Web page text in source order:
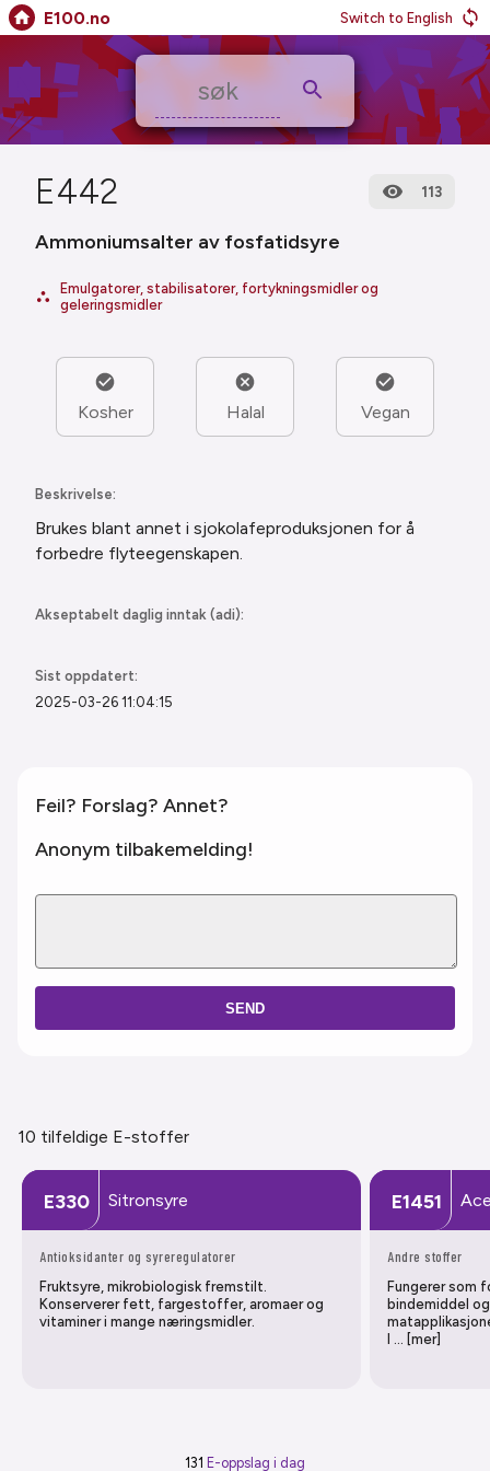
E100.no Switch to English
E442 113
Ammoniumsalter av fosfatidsyre
Emulgatorer, stabilisatorer, fortykningsmidler og
geleringsmidler
Kosher Halal Vegan
Beskrivelse:
Brukes blant annet i sjokolafeproduksjonen for å
forbedre flyteegenskapen.
Akseptabelt daglig inntak (adi):
Sist oppdatert:
2025-03-26 11:04:15
Feil? Forslag? Annet?
Anonym tilbakemelding!
SEND
10 tilfeldige E-stoffer
E330 Sitronsyre
Antioksidanter og syreregulatorer
Fruktsyre, mikrobiologisk fremstilt.
Konserverer fett, fargestoffer, aromaer og
vitaminer i mange næringsmidler.
E1451
Andre stoffer
Fungerer som
bindemiddel
l … [mer]
131 E-oppslag i dag